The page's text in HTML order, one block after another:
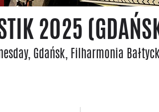
2025
, Gdańsk, Filharmonia